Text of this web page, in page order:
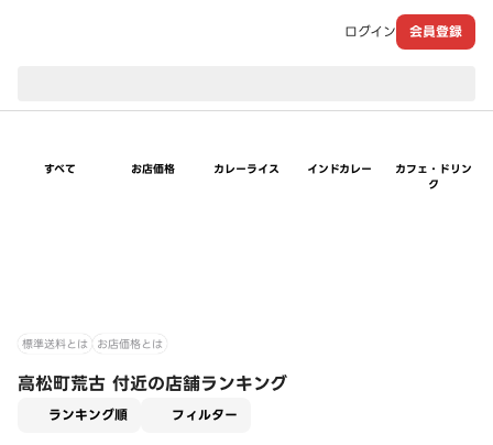
ログイン 会員登録
すべて お店価格 カレーライス インドカレー
カフェ・ドリン
ク
標準送料とは お店価格とは
高松町荒古 付近の店舗ランキング
ランキング順 フィルター